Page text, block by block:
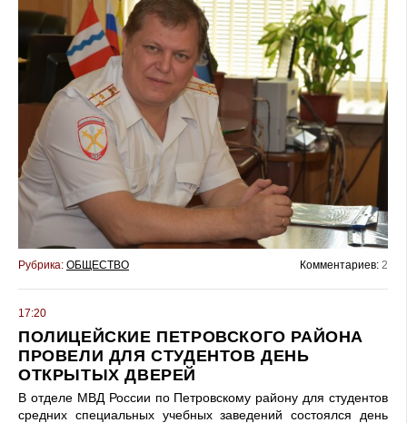
Рубрика: ОБЩЕСТВО Комментариев: 2
17:20
ПОЛИЦЕЙСКИЕ ПЕТРОВСКОГО РАЙОНА
ПРОВЕЛИ ДЛЯ СТУДЕНТОВ ДЕНЬ
ОТКРЫТЫХ ДВЕРЕЙ
В отделе МВД России по Петровскому району для студентов
средних специальных учебных заведений состоялся день